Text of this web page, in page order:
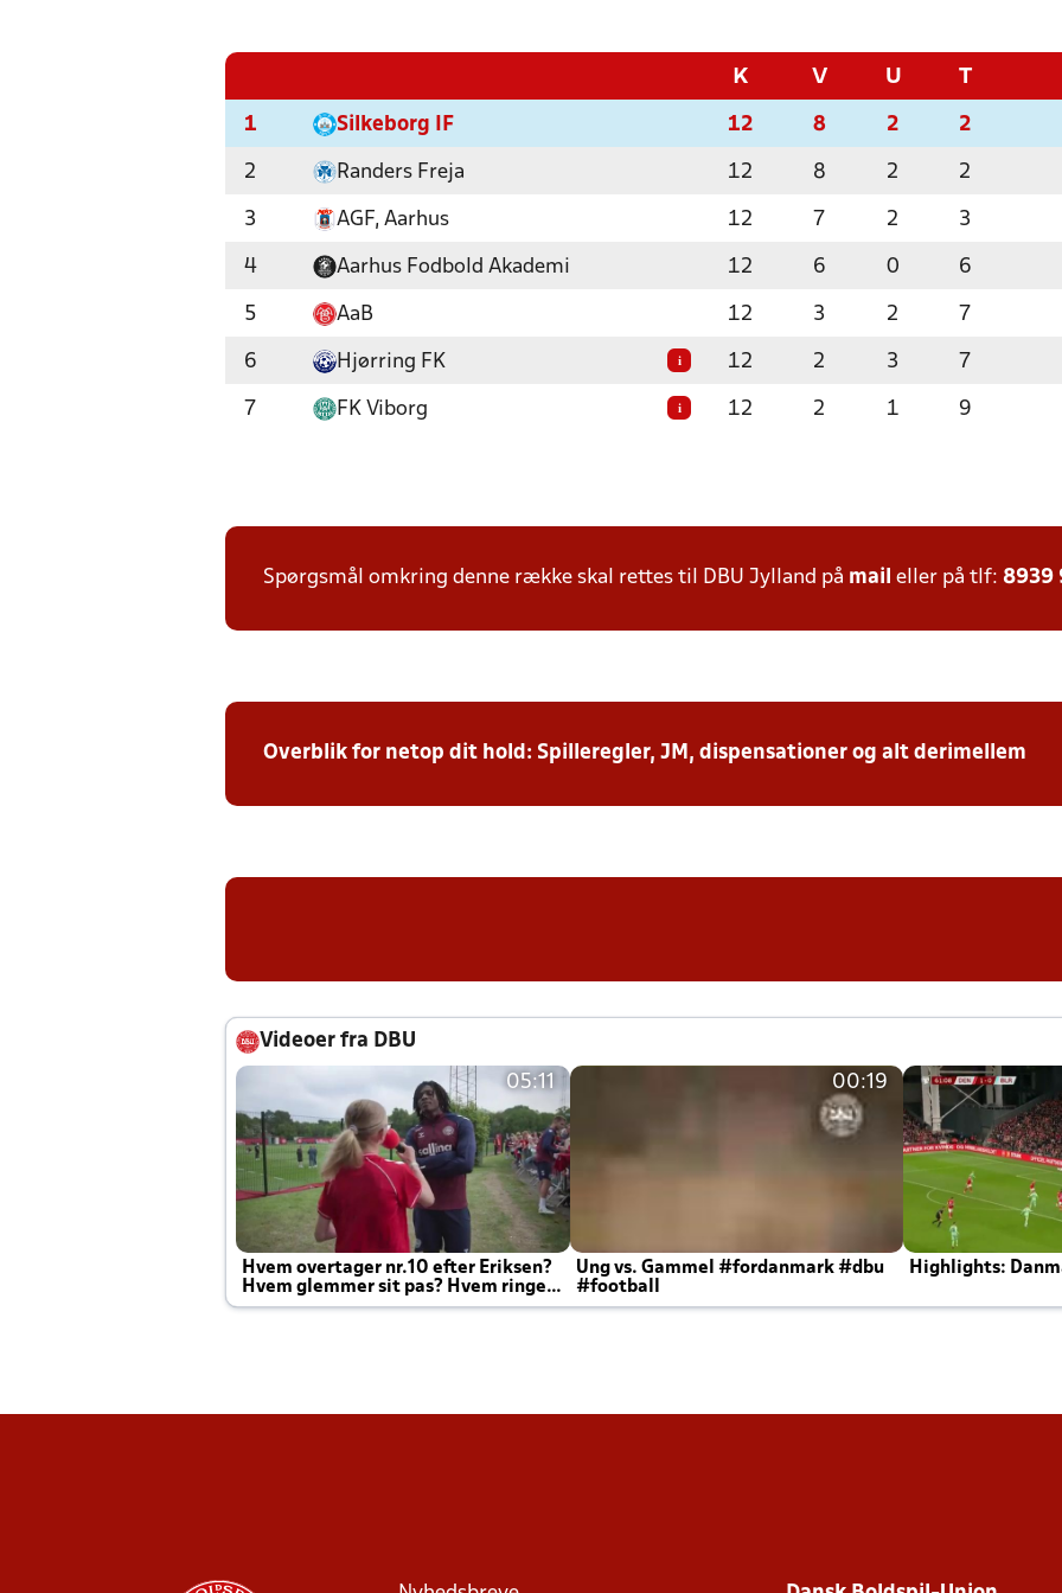
K V U T
1 Silkeborg IF 12 8 2 2
2 Randers Freja 12 8 2 2
3 AGF, Aarhus 12 7 2 3
4 Aarhus Fodbold Akademi 12 6 0 6
5 AaB 12 3 2 7
6 Hjørring FK i 12 2 3 7
7 FK Viborg i 12 2 1 9
Spørgsmål omkring denne række skal rettes til DBU Jylland på mail eller på tlf: 8939
Overblik for netop dit hold: Spilleregler, JM, dispensationer og alt derimellem
Videoer fra DBU
05:11
Hvem overtager nr.10 efter Eriksen?
Hvem glemmer sit pas? Hvem ringer
Joachim altid til efter kampe?
00:19
Ung vs. Gammel #fordanmark #dbu
#football
Highlights: